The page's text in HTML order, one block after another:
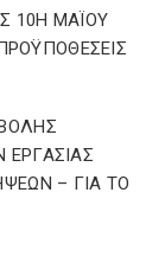
10Η ΜΑΪΟΥ
– ΓΙΑ ΤΟ